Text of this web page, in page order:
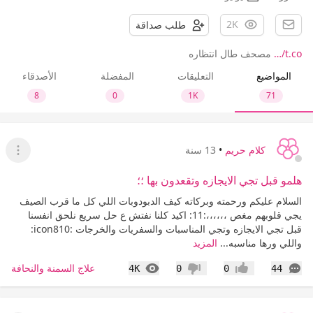
2K طلب صداقة
t.co/…
مصحف طال انتظاره
المواضيع
71
التعليقات
1K
المفضلة
0
الأصدقاء
8
كلام حريم • 13 سنة
عرض
هلمو قبل تجي الايجازه وتقعدون بها ؛؛
السلام عليكم ورحمته وبركاته كيف الدبودوبات اللي كل ما قرب الصيف
يجي قلوبهم مغص ،،،،،،:11: اكيد كلنا نفتش ع حل سريع نلحق انفسنا
قبل تجي الايجازه وتجي المناسبات والسفريات والخرجات :icon810:
واللي ورها مناسبه... المزيد
44
التعليقات إعجاب0 عدم إعجاب
0
4K
المشاهدات علاج السمنة والنحافة